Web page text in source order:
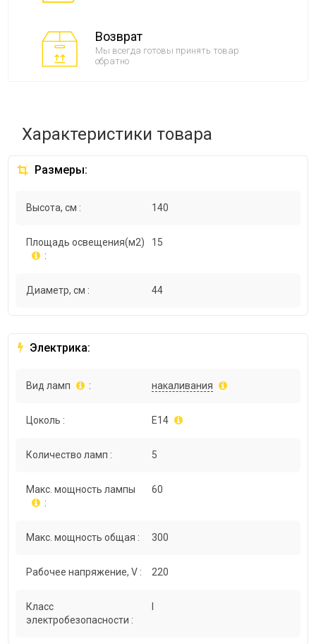
Возврат
Мы всегда готовы принять товар
обратно
Характеристики товара
Размеры:
Высота, см : 140
Площадь освещения(м2)
:
15
Диаметр, см : 44
Электрика:
Вид ламп : накаливания
Цоколь : E14
Количество ламп : 5
Макс. мощность лампы
:
60
Макс. мощность общая : 300
Рабочее напряжение, V : 220
Класс
электробезопасности :